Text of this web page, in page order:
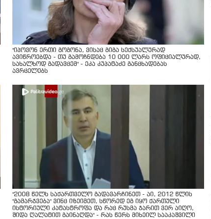
"იპოვონ ერთი გოგონა, ვისაც გიგა სექსუალურად
ავიწროებდა - თუ გამოჩნდება 10 000 ლარს ოფიციალურად,
სახალხოდ გადავცემ" - ეკა კუპატაძე განცხადებას
ავრცელებს
"2008 წელს საქართველო გადავარჩინეთ - აი, 2012 წლის
"გამარჯვება" ვინც იზეიმეთ, სწორედ ეგ იყო ქართული
ისტორიული კატასტროფა და რაც რუსმა ჯარით ვერ აიღო,
შიდა ღალატით გაინაღდა" - რას წერს მიხეილ სააკაშვილი